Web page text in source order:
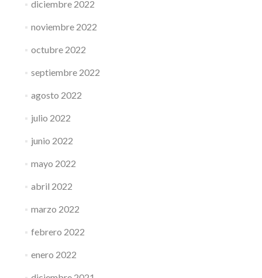
diciembre 2022
noviembre 2022
octubre 2022
septiembre 2022
agosto 2022
julio 2022
junio 2022
mayo 2022
abril 2022
marzo 2022
febrero 2022
enero 2022